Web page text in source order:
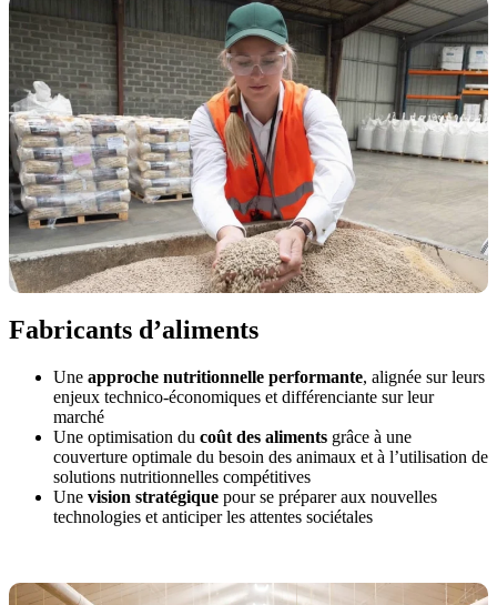
Fabricants d’aliments
Une approche nutritionnelle performante, alignée sur leurs
enjeux technico-économiques et différenciante sur leur
marché
Une optimisation du coût des aliments grâce à une
couverture optimale du besoin des animaux et à l’utilisation de
solutions nutritionnelles compétitives
Une vision stratégique pour se préparer aux nouvelles
technologies et anticiper les attentes sociétales